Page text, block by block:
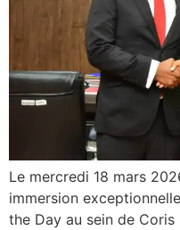
Le mercredi 18 mars
immersion
the Day au sein de Coris